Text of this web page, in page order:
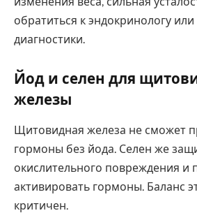
обратиться к эндокринологу или
диагностики.
Йод и селен для
железы
Щитовидная железа не сможет
гормоны без йода. Селен же
окислительного повреждения и
активировать гормоны. Баланс
критичен.